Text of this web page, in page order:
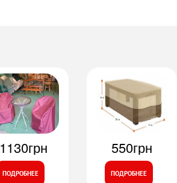
1130грн
ПОДРОБНЕЕ
550грн
ПОДРОБНЕЕ